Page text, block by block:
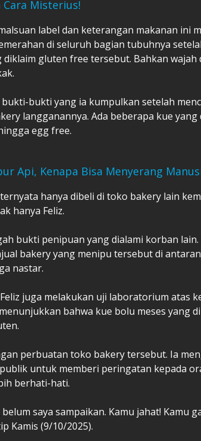
Misterius!
label dan keterangan makanan ini
di seluruh bagian tubuhnya
gluten free tersebut. Bahkan wajah
bukti yang ia kumpulkan setelah
langganannya. Ada beberapa kue
egg free.
Api, Kenapa Bisa Menyerang
hanya dibeli di toko bakery lain
hanya Feliz.
bukti penipuan yang dialami korban lain.
bakery yang menipu tersebut di
nastar.
juga melakukan uji laboratorium atas
bahwa kue bolu meses yang
perbuatan toko bakery tersebut. Ia
untuk memberi peringatan kepada
berhati-hati.
saya sampaikan. Kamu jahat! Kamu
Kamis (9/10/2025).